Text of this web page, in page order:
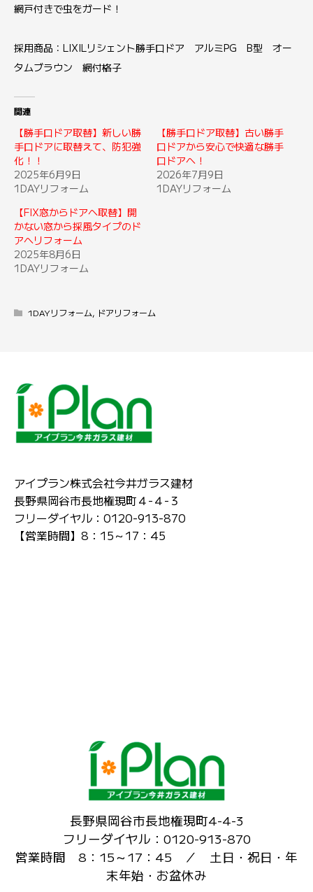
網戸付きで虫をガード！
採用商品：LIXILリシェント勝手口ドア アルミPG B型 オー
タムブラウン 網付格子
関連
【勝手口ドア取替】新しい勝
手口ドアに取替えて、防犯強
化！！
2025年6月9日
1DAYリフォーム
【勝手口ドア取替】古い勝手
口ドアから安心で快適な勝手
口ドアへ！
2026年7月9日
1DAYリフォーム
【FIX窓からドアへ取替】開
かない窓から採風タイプのド
アへリフォーム
2025年8月6日
1DAYリフォーム
1DAYリフォーム, ドアリフォーム
アイプラン株式会社今井ガラス建材
長野県岡谷市長地権現町４-４-３
フリーダイヤル：0120-913-870
【営業時間】8：15～17：45
長野県岡谷市長地権現町4-4-3
フリーダイヤル：0120-913-870
営業時間 8：15～17：45 ／ 土日・祝日・年
末年始・お盆休み